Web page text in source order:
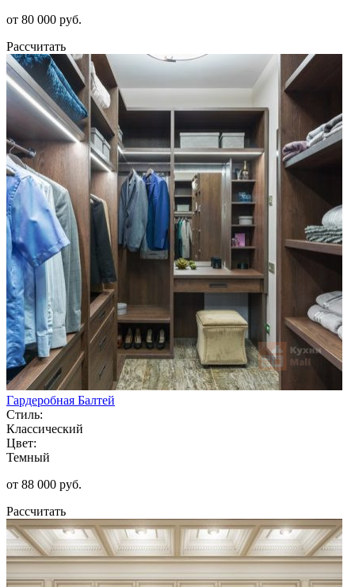
от 80 000 руб.
Рассчитать
Гардеробная Балтей
Стиль:
Классический
Цвет:
Темный
от 88 000 руб.
Рассчитать